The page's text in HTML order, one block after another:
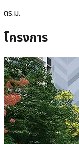
ตร.ม.
โครงการ